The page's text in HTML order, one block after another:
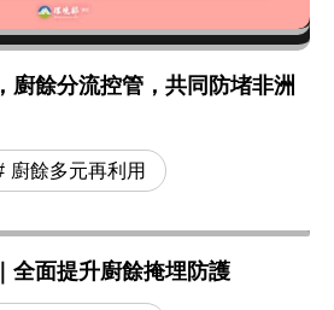
廚餘分流控管，共同防堵非洲
廚餘多元再利用
全面提升廚餘掩埋防護